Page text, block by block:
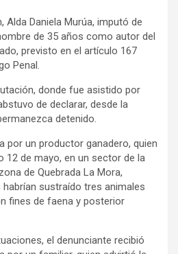
Alda Daniela Murúa, imputó de
de 35 años como autor del
previsto en el artículo 167
Penal.
donde fue asistido por
de declarar, desde la
detenido.
por un productor ganadero, quien
12 de mayo, en un sector de la
de Quebrada La Mora,
sustraído tres animales
fines de faena y posterior
el denunciante recibió